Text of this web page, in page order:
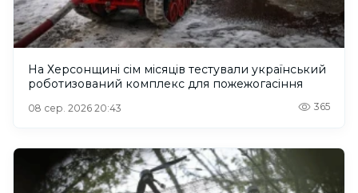
На Херсонщині сім місяців тестували український
роботизований комплекс для пожежогасіння
08 сер. 2026 20:43 365